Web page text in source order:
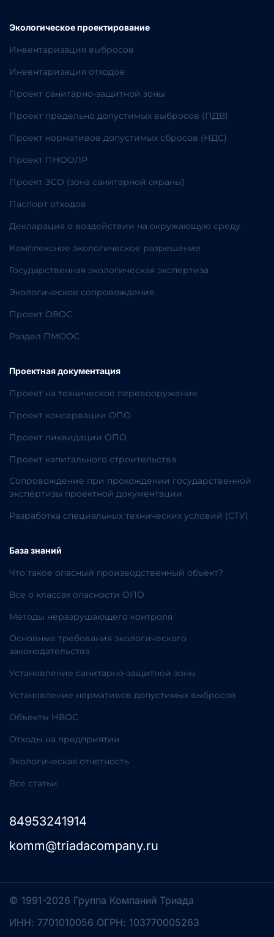
Экологическое проектирование
Инвентаризация выбросов
Инвентаризация отходов
Проект санитарно-защитной зоны
Проект предельно допустимых выбросов (ПДВ)
Проект нормативов допустимых сбросов (НДС)
Проект ПНООЛР
Проект ЗСО (зона санитарной охраны)
Паспорт отходов
Декларация о воздействии на окружающую среду
Комплексное экологическое разрешение
Государственная экологическая экспертиза
Экологическое сопровождение
Проект ОВОС
Раздел ПМООС
Проектная документация
Проект на техническое перевооружение
Проект консервации ОПО
Проект ликвидации ОПО
Проект капитального строительства
Сопровождение при прохождении государственной
экспертизы проектной документации
Разработка специальных технических условий (СТУ)
База знаний
Что такое опасный производственный объект?
Все о классах опасности ОПО
Методы неразрушающего контроля
Основные требования экологического
законодательства
Установление санитарно-защитной зоны
Установление нормативов допустимых выбросов
Объекты НВОС
Отходы на предприятии
Экологическая отчетность
Все статьи
84953241914
komm@triadacompany.ru
© 1991-2026 Группа Компаний Триада
ИНН: 7701010056 ОГРН: 103770005263